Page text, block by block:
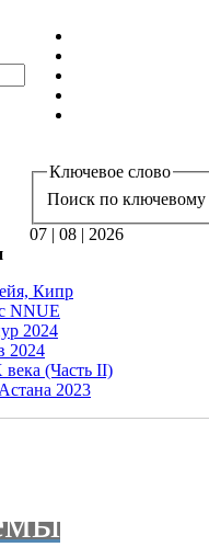
Ключевое слово
Поиск по ключевому
07 | 08 | 2026
Кипр
NNUE
2024
2024
(Часть II)
2023